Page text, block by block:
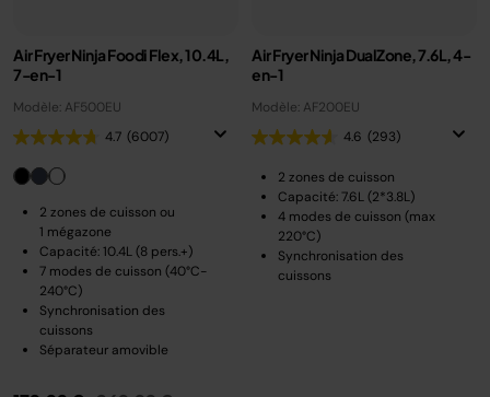
Air Fryer Ninja Foodi Flex, 10.4L,
7-en-1
Modèle: AF500EU
4.7 (6007)
2 zones de cuisson ou
1 mégazone
Capacité: 10.4L (8 pers.+)
7 modes de cuisson (40°C-
240°C)
Synchronisation des
cuissons
Séparateur amovible
Air Fryer Ninja DualZone, 7.6L, 4-
en-1
Modèle: AF200EU
4.6 (293)
2 zones de cuisson
Capacité: 7.6L (2*3.8L)
4 modes de cuisson (max
220°C)
Synchronisation des
cuissons